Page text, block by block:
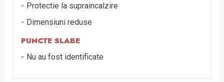
Protectie la supraincalzire
Dimensiuni reduse
PUNCTE SLABE
Nu au fost identificate